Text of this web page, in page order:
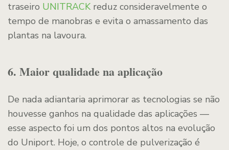
traseiro UNITRACKreduz consideravelmente o
tempo de manobras e evita o amassamento das
plantas na lavoura.
6. Maior qualidade na aplicação
De nada adiantaria aprimorar as tecnologias se não
houvesse ganhos na qualidade das aplicações —
esse aspecto foi um dos pontos altos na evolução
do Uniport. Hoje, o controle de pulverização é